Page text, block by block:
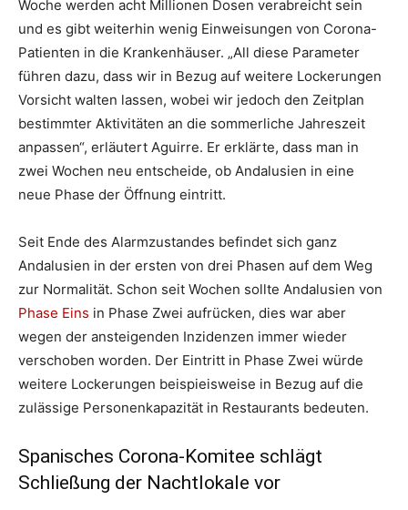
Woche werden acht Millionen Dosen verabreicht sein
und es gibt weiterhin wenig Einweisungen von Corona-
Patienten in die Krankenhäuser. „All diese Parameter
führen dazu, dass wir in Bezug auf weitere Lockerungen
Vorsicht walten lassen, wobei wir jedoch den Zeitplan
bestimmter Aktivitäten an die sommerliche Jahreszeit
anpassen“, erläutert Aguirre. Er erklärte, dass man in
zwei Wochen neu entscheide, ob Andalusien in eine
neue Phase der Öffnung eintritt.
Seit Ende des Alarmzustandes befindet sich ganz
Andalusien in der ersten von drei Phasen auf dem Weg
zur Normalität. Schon seit Wochen sollte Andalusien von
Phase Eins in Phase Zwei aufrücken, dies war aber
wegen der ansteigenden Inzidenzen immer wieder
verschoben worden. Der Eintritt in Phase Zwei würde
weitere Lockerungen beispieisweise in Bezug auf die
zulässige Personenkapazität in Restaurants bedeuten.
Spanisches Corona-Komitee schlägt
Schließung der Nachtlokale vor